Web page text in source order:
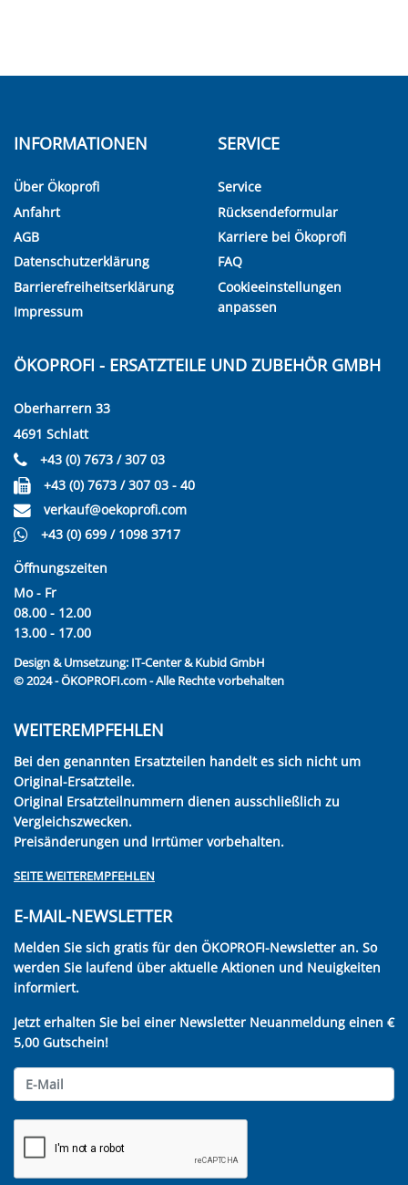
INFORMATIONEN
Über Ökoprofi
Anfahrt
AGB
Datenschutzerklärung
Barrierefreiheitserklärung
Impressum
SERVICE
Service
Rücksendeformular
Karriere bei Ökoprofi
FAQ
Cookieeinstellungen
anpassen
ÖKOPROFI - ERSATZTEILE UND ZUBEHÖR GMBH
Oberharrern 33
4691 Schlatt
+43 (0) 7673 / 307 03
+43 (0) 7673 / 307 03 - 40
verkauf@oekoprofi.com
+43 (0) 699 / 1098 3717
Öffnungszeiten
Mo - Fr
08.00 - 12.00
13.00 - 17.00
Design & Umsetzung: IT-Center & Kubid GmbH
© 2024 - ÖKOPROFI.com - Alle Rechte vorbehalten
WEITEREMPFEHLEN
Bei den genannten Ersatzteilen handelt es sich nicht um
Original-Ersatzteile.
Original Ersatzteilnummern dienen ausschließlich zu
Vergleichszwecken.
Preisänderungen und Irrtümer vorbehalten.
SEITE WEITEREMPFEHLEN
E-MAIL-NEWSLETTER
Melden Sie sich gratis für den ÖKOPROFI-Newsletter an. So
werden Sie laufend über aktuelle Aktionen und Neuigkeiten
informiert.
Jetzt erhalten Sie bei einer Newsletter Neuanmeldung einen €
5,00 Gutschein!